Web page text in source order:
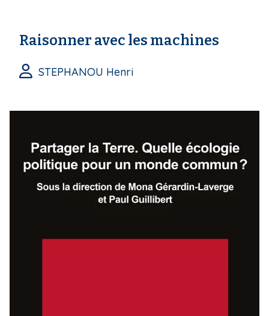
Raisonner avec les machines
STEPHANOU Henri